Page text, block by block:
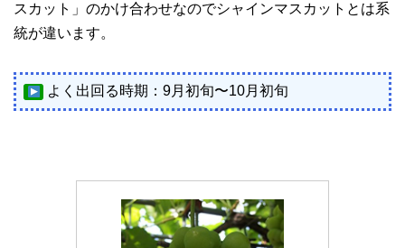
スカット」のかけ合わせなのでシャインマスカットとは系
統が違います。
よく出回る時期：9月初旬〜10月初旬